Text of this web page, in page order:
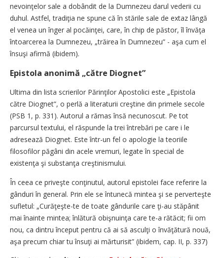
nevoinţelor sale a dobândit de la Dumnezeu darul vederii cu
duhul. Astfel, tradiţia ne spune că în stările sale de extaz lângă
el venea un înger al pocăinţei, care, în chip de păstor, îl învăţa
întoarcerea la Dumnezeu, „trăirea în Dumnezeu” - aşa cum el
însuşi afirmă (ibidem).
Epistola anonimă „către Diognet”
Ultima din lista scrierilor Părinţilor Apostolici este „Epistola
către Diognet”, o perlă a literaturii creştine din primele secole
(PSB 1, p. 331). Autorul a rămas însă necunoscut. Pe tot
parcursul textului, el răspunde la trei întrebări pe care i le
adresează Diognet. Este într-un fel o apologie la teoriile
filosofilor păgâni din acele vremuri, legate în special de
existenţa şi substanţa creştinismului.
În ceea ce priveşte conţinutul, autorul epistolei face referire la
gânduri în general. Prin ele se întunecă mintea şi se perverteşte
sufletul: „Curăţeşte-te de toate gândurile care ţi-au stăpânit
mai înainte mintea; înlătură obişnuinţa care te-a rătăcit; fii om
nou, ca dintru început pentru că ai să asculţi o învăţătură nouă,
aşa precum chiar tu însuţi ai mărturisit” (ibidem, cap. II, p. 337)